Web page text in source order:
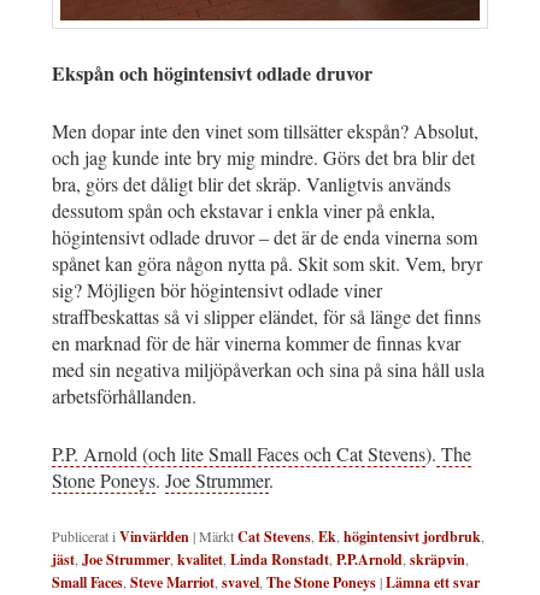
Ekspån och högintensivt odlade druvor
Men dopar inte den vinet som tillsätter ekspån? Absolut,
och jag kunde inte bry mig mindre. Görs det bra blir det
bra, görs det dåligt blir det skräp. Vanligtvis används
dessutom spån och ekstavar i enkla viner på enkla,
högintensivt odlade druvor – det är de enda vinerna som
spånet kan göra någon nytta på. Skit som skit. Vem, bryr
sig? Möjligen bör högintensivt odlade viner
straffbeskattas så vi slipper eländet, för så länge det finns
en marknad för de här vinerna kommer de finnas kvar
med sin negativa miljöpåverkan och sina på sina håll usla
arbetsförhållanden.
P.P. Arnold (och lite Small Faces och Cat Stevens). The
Stone Poneys. Joe Strummer.
Publicerat i Vinvärlden|MärktCat Stevens Ek högintensivt jordbruk
jäst Joe Strummer kvalitet Linda Ronstadt P.P.Arnold skräpvin
Small Faces Steve Marriot svavel The Stone Poneys|Lämna ett svar